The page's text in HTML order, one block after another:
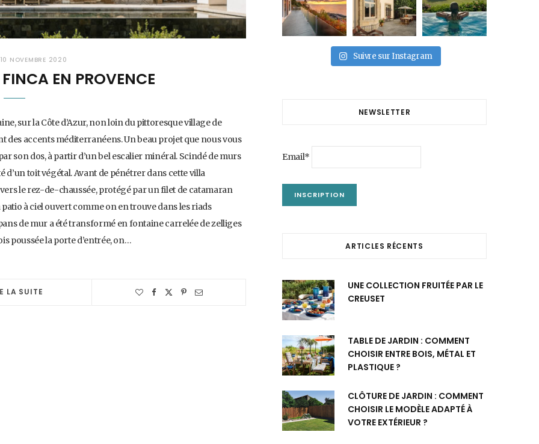
10 NOVEMBRE 2020
EN PROVENCE
sur la Côte d’Azur, non loin du pittoresque village de
accents méditerranéens. Un beau projet que nous vous
son dos, à partir d’un bel escalier minéral. Scindé de murs
d’un toit végétal. Avant de pénétrer dans cette villa
le rez-de-chaussée, protégé par un filet de catamaran
à ciel ouvert comme on en trouve dans les riads
de mur a été transformé en fontaine carrelée de zelliges
poussée la porte d’entrée, on…
LA SUITE
Suivre sur Instagram
NEWSLETTER
Email*
ARTICLES RÉCENTS
UNE COLLECTION FRUITÉE PAR LE
CREUSET
TABLE DE JARDIN : COMMENT
CHOISIR ENTRE BOIS, MÉTAL ET
PLASTIQUE ?
CLÔTURE DE JARDIN : COMMENT
CHOISIR LE MODÈLE ADAPTÉ À
VOTRE EXTÉRIEUR ?